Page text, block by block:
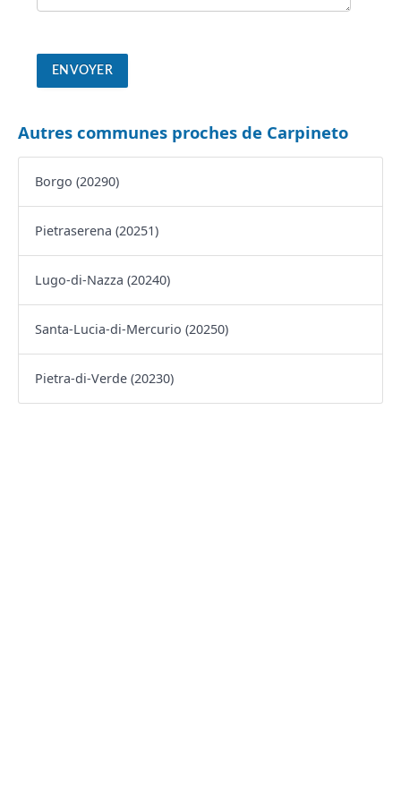
Autres communes proches de Carpineto
Borgo (20290)
Pietraserena (20251)
Lugo-di-Nazza (20240)
Santa-Lucia-di-Mercurio (20250)
Pietra-di-Verde (20230)